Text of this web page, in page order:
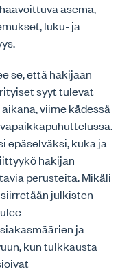
asema,
luku- ja
se, että hakijaan
syyt tulevat
viime kädessä
epäselväksi, kuka ja
hakijan
perusteita. Mikäli
julkisten
ja
kun tulkkausta